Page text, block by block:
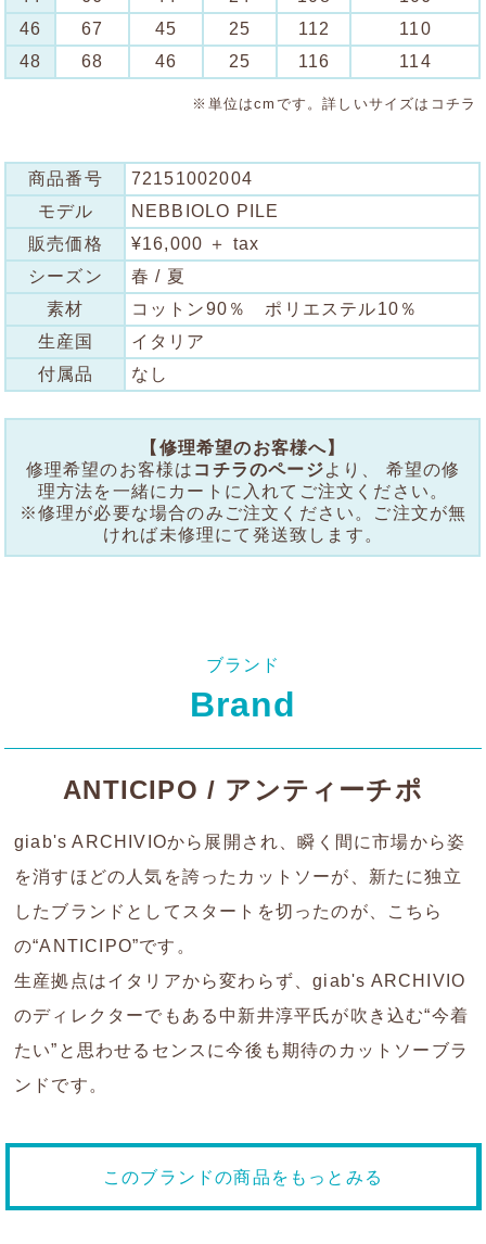
46
67 45 25 112
110
48
68 46 25 116 114
※単位はcmです。詳しいサイズは コチラ
商品番号
72151002004
モデル
NEBBIOLO PILE
販売価格
¥16,000 ＋ tax
シーズン
春 / 夏
素材
コットン90％ ポリエステル10％
生産国
イタリア
付属品
なし
【修理希望のお客様へ】
修理希望のお客様は コチラのページより、 希望の修
理方法を一緒にカートに入れてご注文ください。
※修理が必要な場合のみご注文ください。ご注文が無
ければ未修理にて発送致します。
ブランド
Brand
ANTICIPO / アンティーチポ
giab's ARCHIVIOから展開され、瞬く間に市場から姿
を消すほどの人気を誇ったカットソーが、新たに独立
したブランドとしてスタートを切ったのが、こちら
の“ANTICIPO”です。
生産拠点はイタリアから変わらず、giab's ARCHIVIO
のディレクターでもある中新井淳平氏が吹き込む“今着
たい”と思わせるセンスに今後も期待のカットソーブラ
ンドです。
このブランドの商品をもっとみる